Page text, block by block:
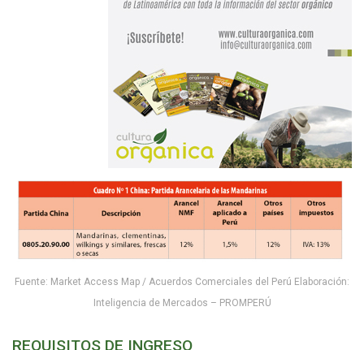
Fuente: Market Access Map / Acuerdos Comerciales del Perú Elaboración:
Inteligencia de Mercados – PROMPERÚ
REQUISITOS DE INGRESO